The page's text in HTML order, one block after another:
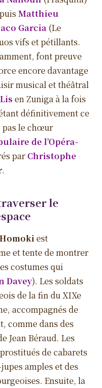
Matthieu
Garcia (Le
vifs et pétillants.
font preuve
encore davantage
musical et théâtral
en Zuniga à la fois
définitivement ce
pas le chœur
de l’Opéra-
par Christophe
.
le
est
et tente de montrer
costumes qui
Davey). Les soldats
de la fin du XIXe
accompagnés de
comme dans des
Jean Béraud. Les
de cabarets
amples et des
Ensuite, la